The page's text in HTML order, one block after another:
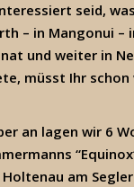
seid,
– in Mangonui –
und weiter in
müsst Ihr
an lagen wir 6
am